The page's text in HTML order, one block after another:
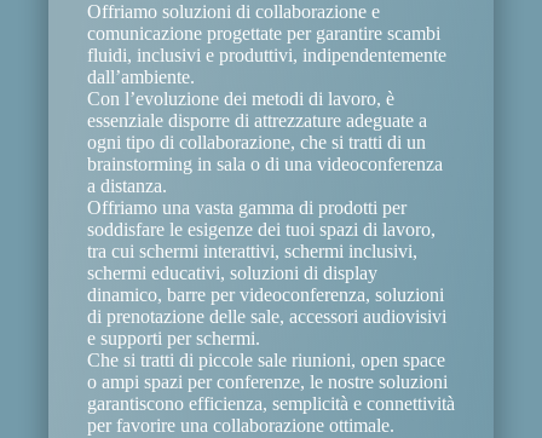
Offriamo soluzioni di collaborazione e
comunicazione progettate per garantire scambi
fluidi, inclusivi e produttivi, indipendentemente
dall’ambiente.
Con l’evoluzione dei metodi di lavoro, è
essenziale disporre di attrezzature adeguate a
ogni tipo di collaborazione, che si tratti di un
brainstorming in sala o di una videoconferenza
a distanza.
Offriamo una vasta gamma di prodotti per
soddisfare le esigenze dei tuoi spazi di lavoro,
tra cui schermi interattivi, schermi inclusivi,
schermi educativi, soluzioni di display
dinamico, barre per videoconferenza, soluzioni
di prenotazione delle sale, accessori audiovisivi
e supporti per schermi.
Che si tratti di piccole sale riunioni, open space
o ampi spazi per conferenze, le nostre soluzioni
garantiscono efficienza, semplicità e connettività
per favorire una collaborazione ottimale.